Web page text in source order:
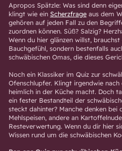
Apropos Spätzle: Was sind denn
klingt wie ein Scherzfrageaus dem
gehören auf jeden Fall zu den
zuordnen können. Süß? Salzig?
Wenn du hier glänzen willst,
Bauchgefühl, sondern bestenfalls
schwäbischen Omas, die dieses
Noch ein Klassiker im Quiz zur
Ofenschlupfer. Klingt irgendwie nach
heimlich in der Küche macht. Doch
ein fester Bestandteil der
steckt dahinter? Manche denken
Mehlspeisen, andere an
Resteverwertung. Wenn du dir hier
Wissen rund um die schwäbischen